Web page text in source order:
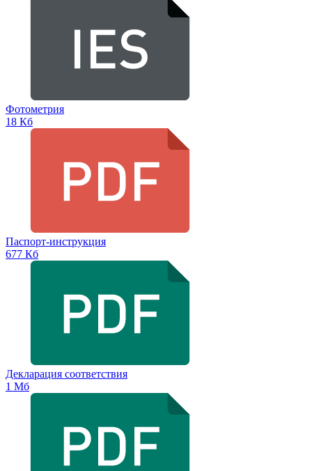
Фотометрия
18 Кб
Паспорт-инструкция
677 Кб
Декларация соответствия
1 Мб